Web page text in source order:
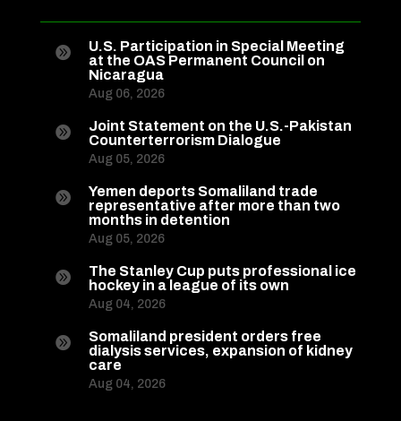

U.S. Participation in Special Meeting
at the OAS Permanent Council on
Nicaragua
Aug 06, 2026

Joint Statement on the U.S.-Pakistan
Counterterrorism Dialogue
Aug 05, 2026

Yemen deports Somaliland trade
representative after more than two
months in detention
Aug 05, 2026

The Stanley Cup puts professional ice
hockey in a league of its own
Aug 04, 2026

Somaliland president orders free
dialysis services, expansion of kidney
care
Aug 04, 2026